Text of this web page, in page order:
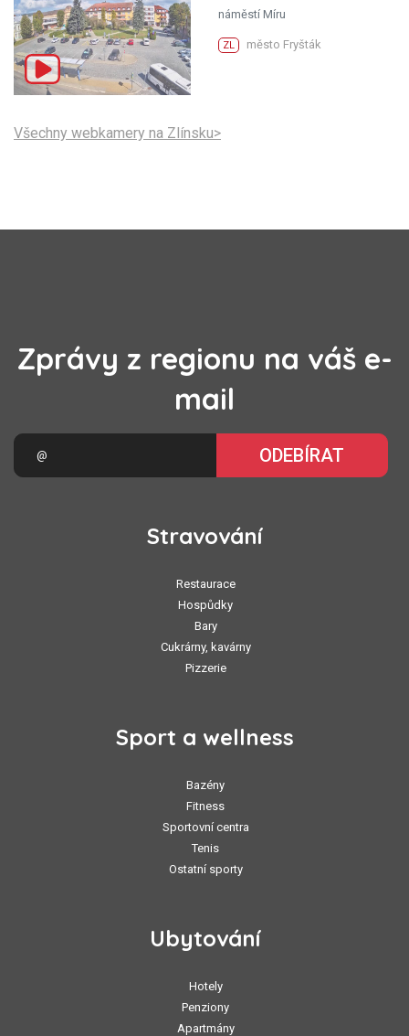
náměstí Míru
ZL město Fryšták
Všechny webkamery na Zlínsku>
Zprávy z regionu na váš e-
mail
ODEBÍRAT
Stravování
Restaurace
Hospůdky
Bary
Cukrárny, kavárny
Pizzerie
Sport a wellness
Bazény
Fitness
Sportovní centra
Tenis
Ostatní sporty
Ubytování
Hotely
Penziony
Apartmány